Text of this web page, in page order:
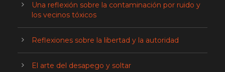
Una reflexión sobre la contaminación por ruido y
los vecinos tóxicos
Reflexiones sobre la libertad y la autoridad
El arte del desapego y soltar